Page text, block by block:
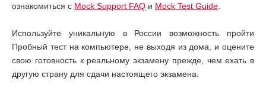
ознакомиться с Mock Support FAQ и Mock Test Guide
Используйте уникальную в России возможность пройти
Пробный тест на компьютере, не выходя из дома, и оцените
свою готовность к реальному экзамену прежде, чем ехать в
другую страну для сдачи настоящего экзамена.